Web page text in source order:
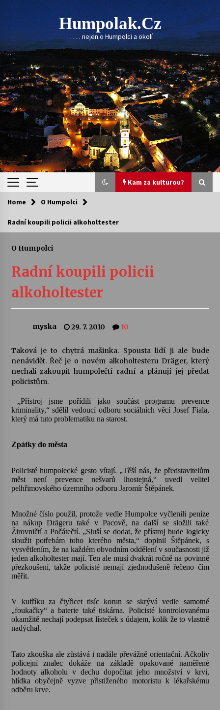
Skip
to
content
Humpolak.cz
. . . . . nejen o Humpolci a okolí
Kam za kulturou?
Kam za kulturou?
Vernisáž výstavy Josefíny Duškové: Stávám se
kapkou
Veselí muzikanti
Pozvánka na integrační festival Quijotova
Letní koncerty ve Stromovce: Kolchoz a
23. 7. 2026
22. 7. 2026
Vysočinka
17. 7. 2026
14. 7. 2026
13. 7. 2026
Varhanní recitál Michala Novenka v Klášteře
Home O Humpolci
Radní koupili policii alkoholtester
O Humpolci
Radní koupili policii
alkoholtester
myska 29. 7. 2010 10
Taková je to chytrá mašinka. Spousta lidí ji ale bude
nenávidět. Řeč je o novém alkoholtesteru Dräger, který
nechali zakoupit humpolečtí radní a plánují jej předat
policistům.
„Přístroj jsme pořídili jako součást programu prevence
kriminality,“ sdělil vedoucí odboru sociálních věcí Josef Fiala,
který má tuto problematiku na starost.
Zpátky do města
Policisté humpolecké gesto vítají. „Těší nás, že představitelům
měst není prevence nešvarů lhostejná,“ uvedl velitel
pelhřimovského územního odboru Jaromír Štěpánek.
Množné číslo použil, protože vedle Humpolce vyčlenili peníze
na nákup Drägeru také v Pacově, na další se složili také
Žirovničtí a Počátečtí. „Sluší se dodat, že přístroj bude logicky
sloužit potřebám toho kterého města,“ doplnil Štěpánek, s
vysvětlením, že na každém obvodním oddělení v současnosti již
jeden alkoholtester mají. Ten ale musí dvakrát ročně na povinné
přezkoušení, takže policisté nemají zjednodušeně řečeno čím
měřit.
V kufříku za čtyřicet tisíc korun se skrývá vedle samotné
„foukačky“ a baterie také tiskárna. Policisté kontrolovanému
okamžitě nechají podepsat lísteček s údajem, kolik že to vlastně
nadýchal.
Tato zkouška ale zůstává i nadále převážně orientační. Ačkoliv
policejní znalec dokáže na základě opakovaně naměřené
hodnoty alkoholu v dechu dopočítat jeho množství v krvi,
hlídka obyčejně vyzve přistiženého motoristu k lékařskému
odběru krve.